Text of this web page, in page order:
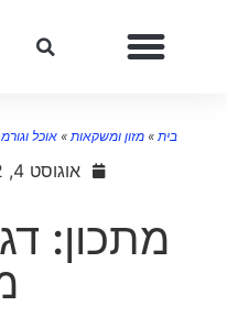
»מזון ומשקאות»אוכל וגורמה»
אוגוסט 4, 2022
מתכון: